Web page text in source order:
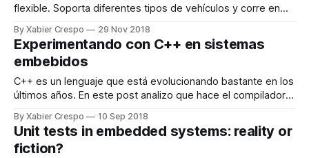
flexible. Soporta diferentes tipos de vehículos y corre en
su arquitectura para reaprovechar sus fortalezas.
By Xabier Crespo 29 Nov 2018
Experimentando con C++ en sistemas
embebidos
C++ es un lenguaje que está evolucionando bastante en los
últimos años. En este post analizo que hace el compilador
array de C.
By Xabier Crespo 10 Sep 2018
Unit tests in embedded systems: reality or
fiction?